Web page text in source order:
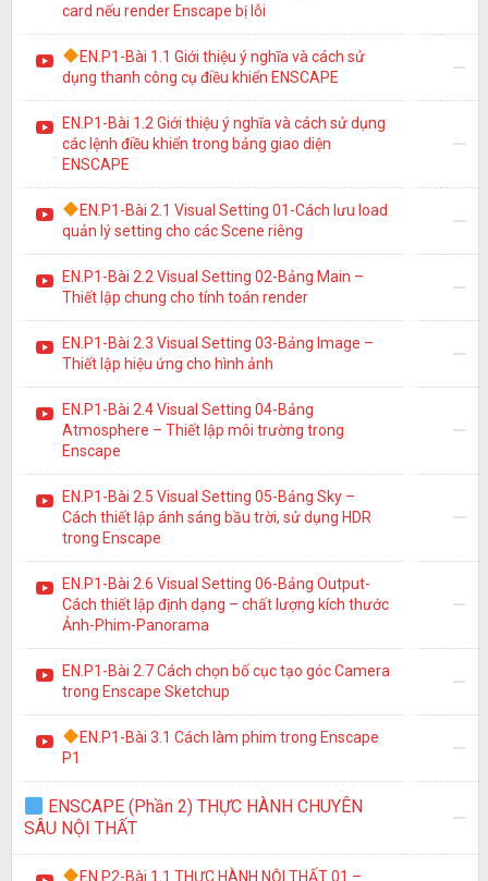
card nếu render Enscape bị lỗi
EN.P1-Bài 1.1 Giới thiệu ý nghĩa và cách sử
dụng thanh công cụ điều khiển ENSCAPE
EN.P1-Bài 1.2 Giới thiệu ý nghĩa và cách sử dụng
các lệnh điều khiển trong bảng giao diện
ENSCAPE
EN.P1-Bài 2.1 Visual Setting 01-Cách lưu load
quản lý setting cho các Scene riêng
EN.P1-Bài 2.2 Visual Setting 02-Bảng Main –
Thiết lập chung cho tính toán render
EN.P1-Bài 2.3 Visual Setting 03-Bảng Image –
Thiết lập hiệu ứng cho hình ảnh
EN.P1-Bài 2.4 Visual Setting 04-Bảng
Atmosphere – Thiết lập môi trường trong
Enscape
EN.P1-Bài 2.5 Visual Setting 05-Bảng Sky –
Cách thiết lập ánh sáng bầu trời, sử dụng HDR
trong Enscape
EN.P1-Bài 2.6 Visual Setting 06-Bảng Output-
Cách thiết lập định dạng – chất lượng kích thước
Ảnh-Phim-Panorama
EN.P1-Bài 2.7 Cách chọn bố cục tạo góc Camera
trong Enscape Sketchup
EN.P1-Bài 3.1 Cách làm phim trong Enscape
P1
ENSCAPE (Phần 2) THỰC HÀNH CHUYÊN
SÂU NỘI THẤT
EN.P2-Bài 1.1 THỰC HÀNH NỘI THẤT 01 –